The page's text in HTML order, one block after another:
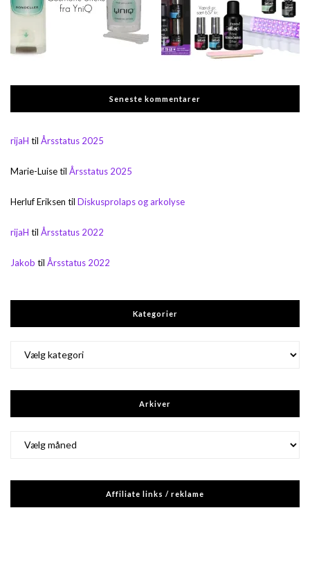
Seneste kommentarer
rijaH til Årsstatus 2025
Marie-Luisetil Årsstatus 2025
Herluf Eriksen til Diskusprolaps og arkolyse
rijaH til Årsstatus 2022
Jakob til Årsstatus 2022
Kategorier
Arkiver
Affiliate links / reklame